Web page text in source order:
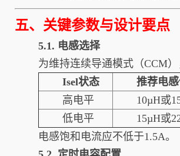
五、关键参数与设计要点
5.1. 电感选择
为维持连续导通模式（CCM
Isel状态
推荐电
高电平
10µH或
低电平
15µH或
电感饱和电流应不低于1.5A。